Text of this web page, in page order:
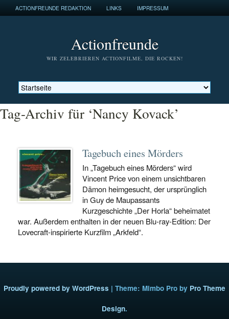
ACTIONFREUNDE REDAKTION LINKS IMPRESSUM
Actionfreunde
WIR ZELEBRIEREN ACTIONFILME, DIE ROCKEN!
Tag-Archiv für ‘Nancy Kovack’
Tagebuch eines Mörders
In „Tagebuch eines Mörders“ wird
Vincent Price von einem unsichtbaren
Dämon heimgesucht, der ursprünglich
in Guy de Maupassants
Kurzgeschichte „Der Horla“ beheimatet
war. Außerdem enthalten in der neuen Blu-ray-Edition: Der
Lovecraft-inspirierte Kurzfilm „Arkfeld“.
Proudly powered by WordPress | Theme: Mimbo Pro by Pro Theme
Design.